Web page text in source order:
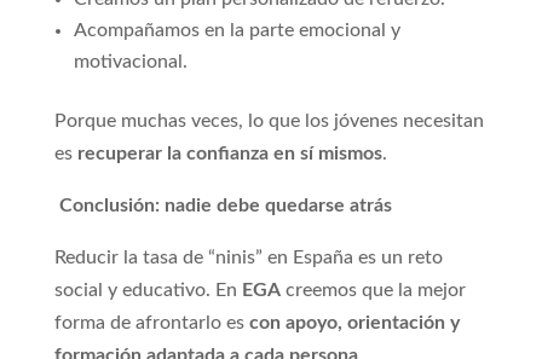
Acompañamos en la parte emocional y
motivacional.
Porque muchas veces, lo que los jóvenes necesitan
es recuperar la confianza en sí mismos.
Conclusión: nadie debe quedarse atrás
Reducir la tasa de “ninis” en España es un reto
social y educativo. En EGAcreemos que la mejor
forma de afrontarlo es con apoyo, orientación y
formación adaptada a cada persona.